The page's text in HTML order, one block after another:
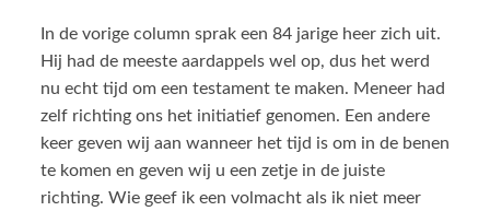
In de vorige column sprak een 84 jarige heer zich uit.
Hij had de meeste aardappels wel op, dus het werd
nu echt tijd om een testament te maken. Meneer had
zelf richting ons het initiatief genomen. Een andere
keer geven wij aan wanneer het tijd is om in de benen
te komen en geven wij u een zetje in de juiste
richting. Wie geef ik een volmacht als ik niet meer